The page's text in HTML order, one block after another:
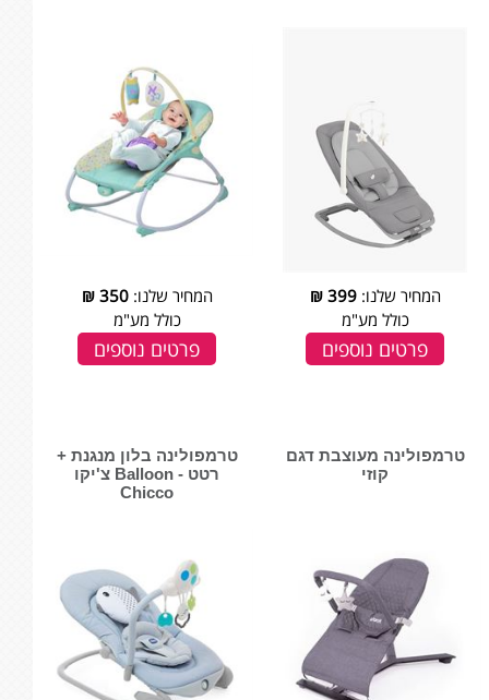
המחיר שלנו:399
₪
כולל מע"מ
פרטים נוספים
המחיר שלנו:350
₪
כולל מע"מ
פרטים נוספים
טרמפולינה מעוצבת דגם
קוזי
טרמפולינה בלון מנגנת +
רטט - Balloon צ'יקו
Chicco